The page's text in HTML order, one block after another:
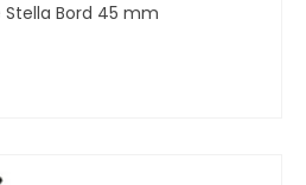
Bord 45 mm